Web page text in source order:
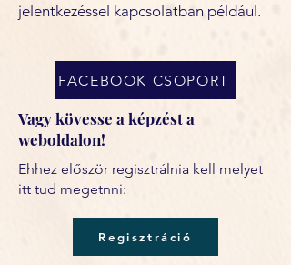
jelentkezéssel kapcsolatban például.
FACEBOOK CSOPORT
Vagy kövesse a képzést a
weboldalon!
Ehhez először regisztrálnia kell melyet
itt tud megetnni:
Regisztráció